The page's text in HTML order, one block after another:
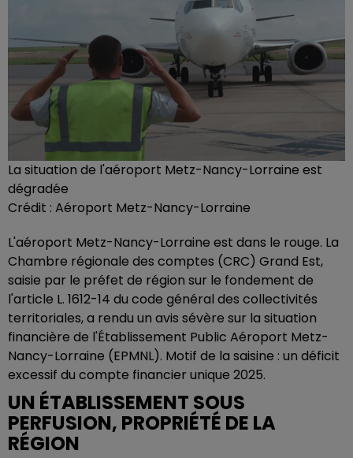
La situation de l'aéroport Metz-Nancy-Lorraine est
dégradée
Crédit : Aéroport Metz-Nancy-Lorraine
L'aéroport Metz-Nancy-Lorraine est dans le rouge. La
Chambre régionale des comptes (CRC) Grand Est,
saisie par le préfet de région sur le fondement de
l'article L. 1612-14 du code général des collectivités
territoriales, a rendu un avis sévère sur la situation
financière de l'Établissement Public Aéroport Metz-
Nancy-Lorraine (EPMNL). Motif de la saisine : un déficit
excessif du compte financier unique 2025.
UN ÉTABLISSEMENT SOUS
PERFUSION, PROPRIÉTÉ DE LA
RÉGION